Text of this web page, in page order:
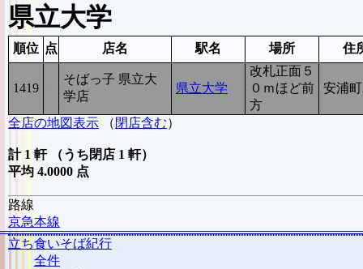
県立大学
順位 点 店名 駅名 場所 住
1419
そばっ子 県立大
学店
県立大学
改札正面５
０ｍほど前
方
安浦
全店の地図表示 （ 閉店含む）
計 1 軒 （うち閉店 1 軒）
平均 4.0000 点
路線
京急本線
立ち食いそば紀行
全件